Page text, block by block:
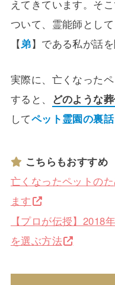
えてきています。そ
ついて、霊能師とし
【弟】である私が話
実際に、亡くなった
すると、
どのような
してペット霊園の裏話
こちらもおすすめ
亡くなったペットの
ます
【プロが伝授】2018
を選ぶ方法